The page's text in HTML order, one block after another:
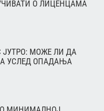
О ЛИЦЕНЦАМА
ЈУТРО: МОЖЕ ЛИ ДА
УСЛЕД ОПАДАЊА